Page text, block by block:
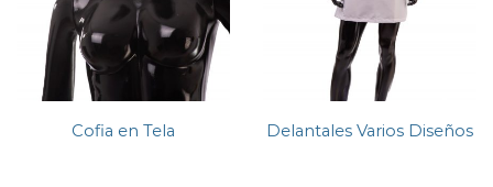
Cofia en Tela Delantales Varios Diseños